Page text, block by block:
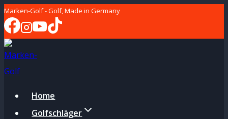
Zum
Inhalt
springen
Marken-Golf - Golf, Made in Germany
Home
Golfschläger